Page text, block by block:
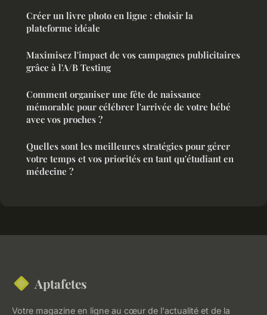
Créer un livre photo en ligne : choisir la
plateforme idéale
Maximisez l'impact de vos campagnes publicitaires
grâce à l'A/B Testing
Comment organiser une fête de naissance
mémorable pour célébrer l'arrivée de votre bébé
avec vos proches ?
Quelles sont les meilleures stratégies pour gérer
votre temps et vos priorités en tant qu'étudiant en
médecine ?
Aptafetes
Votre magazine en ligne au cœur de l'actualité et de la